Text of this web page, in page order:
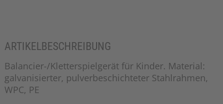
ARTIKELBESCHREIBUNG
Balancier-/Kletterspielgerät für Kinder. Material:
galvanisierter, pulverbeschichteter Stahlrahmen,
WPC, PE